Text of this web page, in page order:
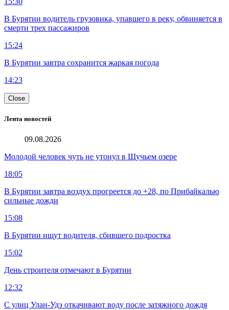
В Бурятии водитель грузовика, упавшего в реку, обвиняется в
смерти трех пассажиров
15:24
В Бурятии завтра сохранится жаркая погода
14:23
Close
Лента новостей
09.08.2026
Молодой человек чуть не утонул в Щучьем озере
18:05
В Бурятии завтра воздух прогреется до +28, по Прибайкалью
сильные дожди
15:08
В Бурятии ищут водителя, сбившего подростка
15:02
День строителя отмечают в Бурятии
12:32
С улиц Улан-Удэ откачивают воду после затяжного дождя